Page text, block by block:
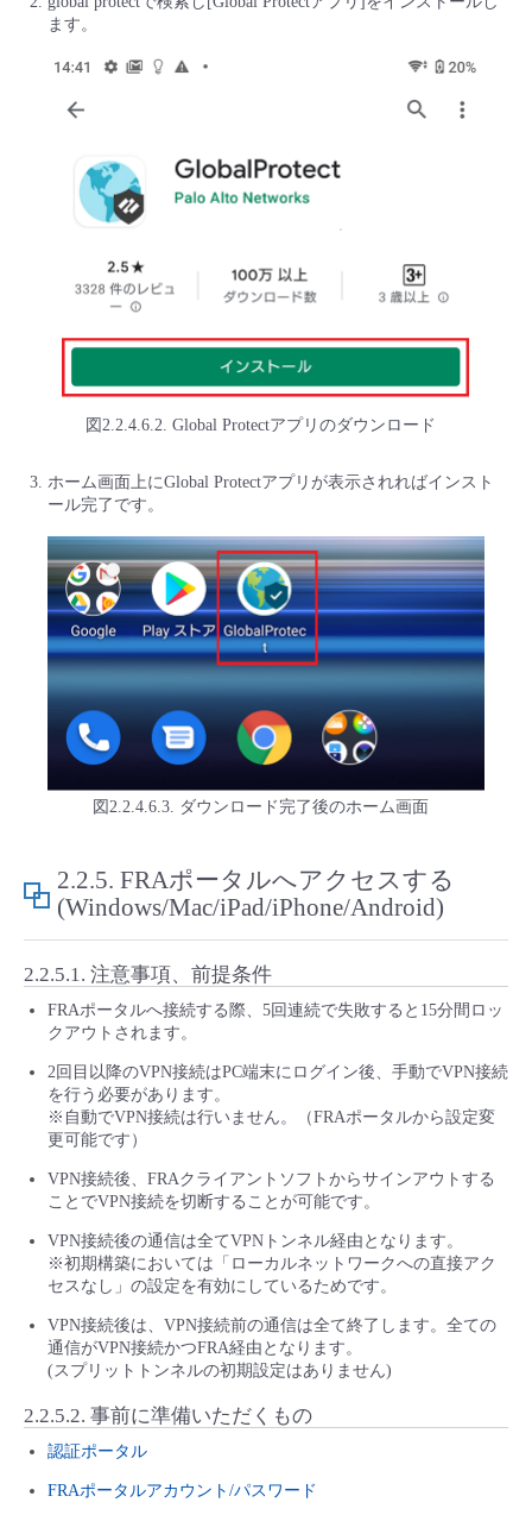
ます。
図2.2.4.6.2. Global Protectアプリのダウンロード
ホーム画面上にGlobal Protectアプリが表示されればインスト
ール完了です。
図2.2.4.6.3. ダウンロード完了後のホーム画面
2.2.5. FRAポータルへアクセスする
(Windows/Mac/iPad/iPhone/Android)
2.2.5.1. 注意事項、前提条件
FRAポータルへ接続する際、5回連続で失敗すると15分間ロッ
クアウトされます。
2回目以降のVPN接続はPC端末にログイン後、手動でVPN接続
を行う必要があります。
※自動でVPN接続は行いません。（FRAポータルから設定変
更可能です）
VPN接続後、FRAクライアントソフトからサインアウトする
ことでVPN接続を切断することが可能です。
VPN接続後の通信は全てVPNトンネル経由となります。
※初期構築においては「ローカルネットワークへの直接アク
セスなし」の設定を有効にしているためです。
VPN接続後は、VPN接続前の通信は全て終了します。全ての
通信がVPN接続かつFRA経由となります。
(スプリットトンネルの初期設定はありません)
2.2.5.2. 事前に準備いただくもの
認証ポータル
FRAポータルアカウント/パスワード